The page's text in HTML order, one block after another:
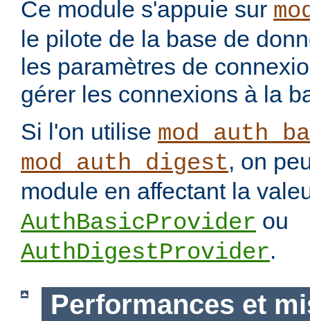
Ce module s'appuie sur
le pilote de la base de
les paramètres de
gérer les connexions à la
Si l'on utilise
mod_auth_digest, on
module en affectant la
AuthBasicProvider ou
AuthDigestProvider.
Performances et